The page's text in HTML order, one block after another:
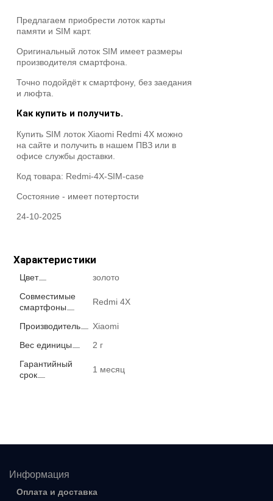
Предлагаем приобрести лоток карты
памяти и SIM карт.
Оригинальный лоток SIM имеет размеры
производителя смартфона.
Точно подойдёт к смартфону, без заедания
и люфта.
Как купить и получить.
Купить SIM лоток Xiaomi Redmi 4X можно
на сайте и получить в нашем ПВЗ или в
офисе службы доставки.
Код товара: Redmi-4X-SIM-case
Состояние - имеет потертости
24-10-2025
Характеристики
Цвет
золото
Совместимые
смартфоны
Redmi 4X
Производитель
Xiaomi
Вес единицы
2 г
Гарантийный
срок
1 месяц
Информация
Оплата и доставка